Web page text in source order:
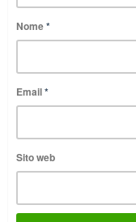
Nome*
Email*
Sito web